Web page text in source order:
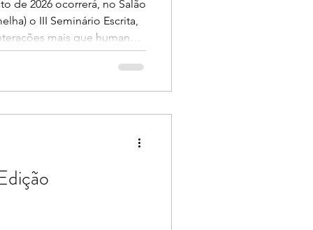
de 2026 ocorrerá, no Salão
o III Seminário Escrita,
mais que humanas.
de experimentação
entre escrita,
as interações
e objetos (como